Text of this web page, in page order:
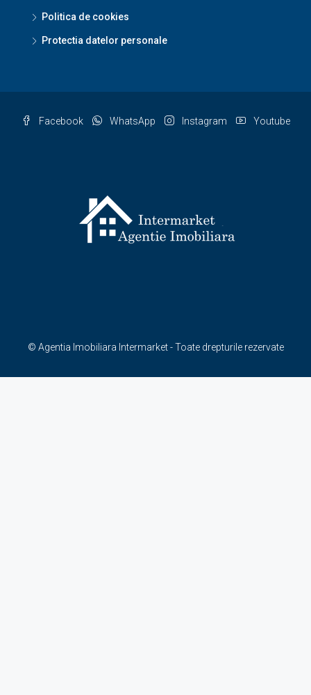
Politica de cookies
Protectia datelor personale
Facebook WhatsApp Instagram Youtube
© Agentia Imobiliara Intermarket - Toate drepturile rezervate